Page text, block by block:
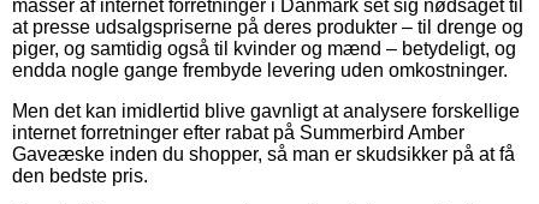
masser af internet forretninger i Danmark set sig nødsaget til
at presse udsalgspriserne på deres produkter – til drenge og
piger, og samtidig også til kvinder og mænd – betydeligt, og
endda nogle gange frembyde levering uden omkostninger.
Men det kan imidlertid blive gavnligt at analysere forskellige
internet forretninger efter rabat på Summerbird Amber
Gaveæske inden du shopper, så man er skudsikker på at få
den bedste pris.